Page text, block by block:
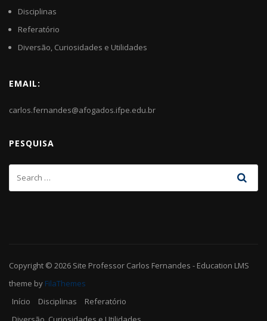
Disciplinas
Referatório
Diversão, Curiosidades e Utilidades
EMAIL:
carlos.fernandes@afogados.ifpe.edu.br
PESQUISA
Copyright © 2026 Site Professor Carlos Fernandes - Education LMS
theme by FilaThemes
Início
Disciplinas
Referatório